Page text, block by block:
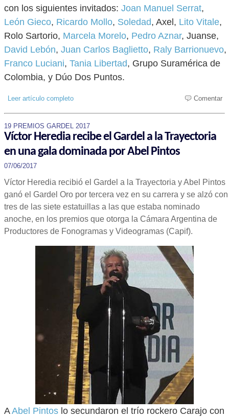
con los siguientes invitados: Joan Manuel Serrat,
León Gieco, Ricardo Mollo, Soledad, Axel, Lito Vitale,
Rolo Sartorio, Marcela Morelo, Pedro Aznar, Juanse,
David Lebón, Juan Carlos Baglietto, Raly Barrionuevo,
Franco Luciani, Tania Libertad, Grupo Suramérica de
Colombia, y Dúo Dos Puntos.
Leer artículo completo Comentar
19 PREMIOS GARDEL 2017
Víctor Heredia recibe el Gardel a la Trayectoria
en una gala dominada por Abel Pintos
07/06/2017
Víctor Heredia recibió el Gardel a la Trayectoria y Abel Pintos
ganó el Gardel Oro por tercera vez en su carrera y se alzó con
tres de las siete estatuillas a las que estaba nominado
anoche, en los premios que otorga la Cámara Argentina de
Productores de Fonogramas y Videogramas (Capif).
AAbel Pintos lo secundaron el trío rockero Carajo con